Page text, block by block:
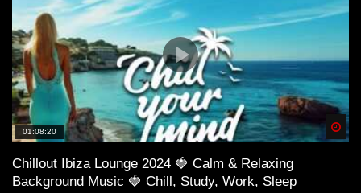
01:08:20
Chillout Ibiza Lounge 2024 🍓 Calm & Relaxing
Background Music 🍓 Chill, Study, Work, Sleep